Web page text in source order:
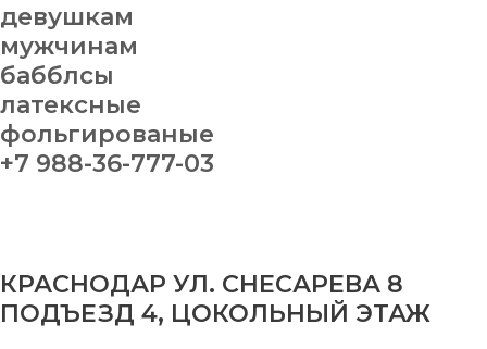
девушкам
мужчинам
бабблсы
латексные
фольгированые
+7 988-36-777-03
КРАСНОДАР УЛ. СНЕСАРЕВА 8
ПОДЪЕЗД 4, ЦОКОЛЬНЫЙ ЭТАЖ